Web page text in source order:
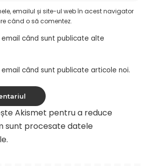
emailul și site-ul web în acest navigator
când o să comentez.
când sunt publicate alte
când sunt publicate articole noi.
Akismet pentru a reduce
sunt procesate datele
.